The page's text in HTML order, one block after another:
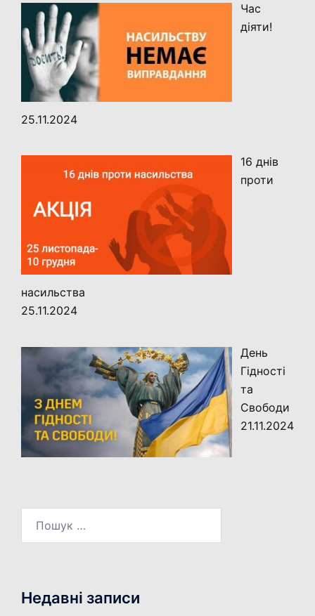
Час
діяти!
25.11.2024
16 днів
проти
насильства
25.11.2024
День
Гідності
та
Свободи
21.11.2024
Недавні записи